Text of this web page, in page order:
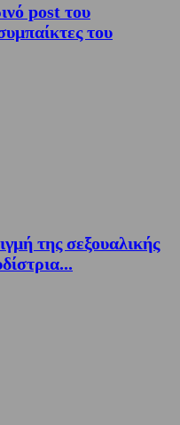
post του
του
της σεξουαλικής